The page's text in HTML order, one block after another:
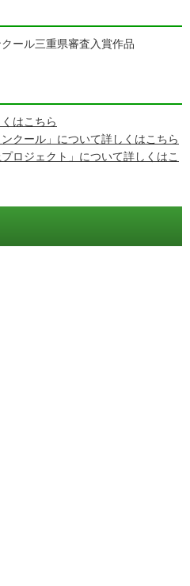
ール三重県審査入賞作品
はこちら
クール」について詳しくはこちら
ロジェクト」について詳しくはこ